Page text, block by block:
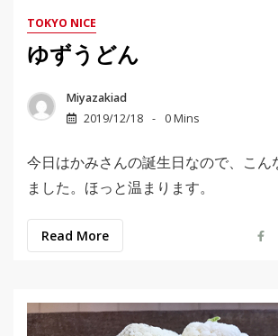
TOKYO NICE
ゆずうどん
Miyazakiad
2019/12/18
0 Mins
今日はかみさんの誕生日なので、こん
ました。ほっと温まります。
Read More